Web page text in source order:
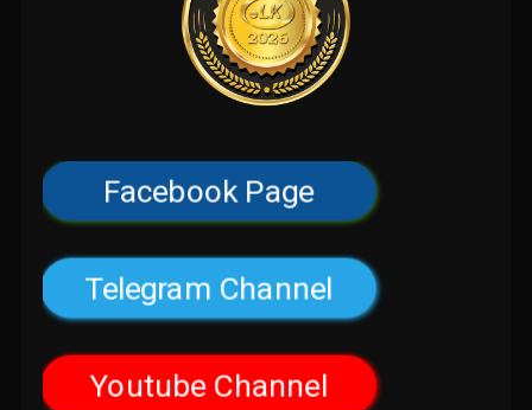
Facebook Page
Telegram Channel
Youtube Channel